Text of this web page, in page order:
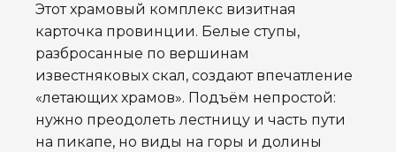
Этот храмовый комплекс визитная
карточка провинции. Белые ступы,
разбросанные по вершинам
известняковых скал, создают впечатление
«летающих храмов». Подъём непростой:
нужно преодолеть лестницу и часть пути
на пикапе, но виды на горы и долины